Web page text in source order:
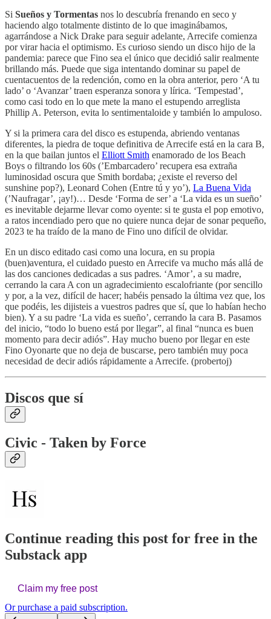
Si Sueños y Tormentas nos lo descubría frenando en seco y
haciendo algo totalmente distinto de lo que imaginábamos,
agarrándose a Nick Drake para seguir adelante, Arrecife comienza
por virar hacia el optimismo. Es curioso siendo un disco hijo de la
pandemia: parece que Fino sea el único que decidió salir realmente
brillando más. Puede que siga intentando dominar su papel de
cuentacuentos de la redención, como en la obra anterior, pero ‘A tu
lado’ o ‘Avanzar’ traen esperanza sonora y lírica. ‘Tempestad’,
como casi todo en lo que mete la mano el estupendo arreglista
Phillip A. Peterson, evita lo sentimentaloide y también lo ampuloso.
Y si la primera cara del disco es estupenda, abriendo ventanas
diferentes, la piedra de toque definitiva de Arrecife está en la cara B,
en la que bailan juntos el Elliott Smith enamorado de los Beach
Boys o filtrando los 60s (’Embarcadero’ recupera esa extraña
luminosidad oscura que Smith bordaba; ¿existe el reverso del
sunshine pop?), Leonard Cohen (Entre tú y yo’), La Buena Vida
(’Naufragar’, ¡ay!)… Desde ‘Forma de ser’ a ‘La vida es un sueño’
es inevitable dejarme llevar como oyente: si te gusta el pop emotivo,
a ratos incendiado pero que no quiere nunca dejar de sonar pequeño,
2023 te ha traído de la mano de Fino uno difícil de olvidar.
En un disco editado casi como una locura, en su propia
(buen)aventura, el cuidado puesto en Arrecife va mucho más allá de
las dos canciones dedicadas a sus padres. ‘Amor’, a su madre,
cerrando la cara A con un agradecimiento escalofriante (por sencillo
y por, a la vez, difícil de hacer; habéis pensado la última vez que, los
que podéis, les dijisteis a vuestros padres que sí, que lo habían hecho
bien). Y a su padre ‘La vida es sueño’, cerrando la cara B. Pasamos
del inicio, “todo lo bueno está por llegar”, al final “nunca es buen
momento para decir adiós”. Hay mucho bueno por llegar en este
Fino Oyonarte que no deja de buscarse, pero también muy poca
necesidad de decir adiós rápidamente a Arrecife. (probertoj)
Discos que sí
Civic - Taken by Force
Continue reading this post for free in the
Substack app
Claim my free post
Or purchase a paid subscription.